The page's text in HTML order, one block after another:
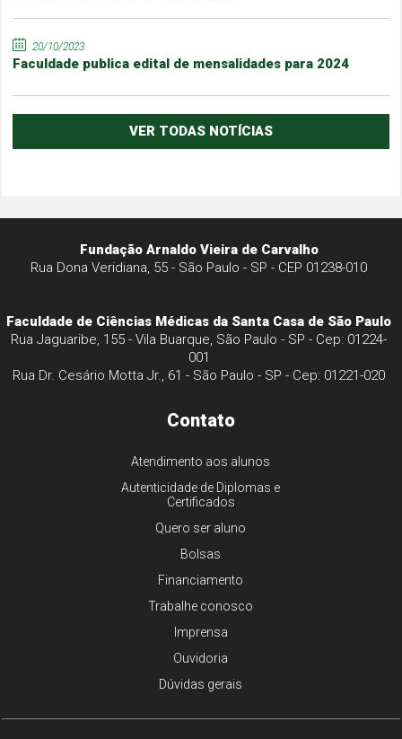
20/10/2023
Faculdade publica edital de mensalidades para 2024
VER TODAS NOTÍCIAS
Fundação Arnaldo Vieira de Carvalho
Rua Dona Veridiana, 55 - São Paulo - SP - CEP 01238-010
Faculdade de Ciências Médicas da Santa Casa de São Paulo
Rua Jaguaribe, 155 - Vila Buarque, São Paulo - SP - Cep: 01224-
001
Rua Dr. Cesário Motta Jr., 61 - São Paulo - SP - Cep: 01221-020
Contato
Atendimento aos alunos
Autenticidade de Diplomas e
Certificados
Quero ser aluno
Bolsas
Financiamento
Trabalhe conosco
Imprensa
Ouvidoria
Dúvidas gerais